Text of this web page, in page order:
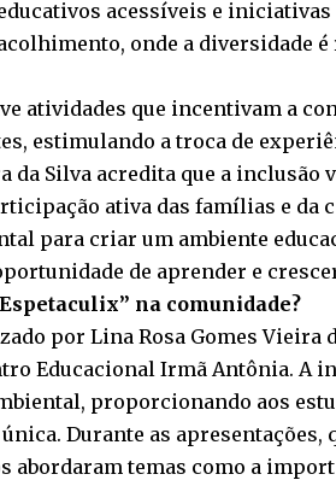
acessíveis e
onde a diversidade é
atividades que incentivam a
estimulando a troca de
da Silva acredita que a inclusão
ativa das famílias e da
para criar um ambiente
de aprender e
na comunidade?
por Lina Rosa Gomes Vieira
Educacional Irmã Antônia. A
proporcionando aos
Durante as apresentações,
abordaram temas como a